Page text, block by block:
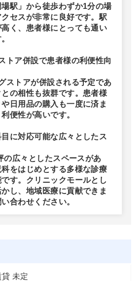
駅」から徒歩わずか1分の場
セスが非常に良好です。駅
く、患者様にとっても通い
トア併設で患者様の利便性向
ストアが併設される予定であ
の相性も抜群です。患者様
日用品の購入も一度に済ま
便性が高いです。
に対応可能な広々としたス
の広々としたスペースがあ
をはじめとする多様な診療
す。クリニックモールとし
し、地域医療に貢献できま
合わせください。
貸 未定